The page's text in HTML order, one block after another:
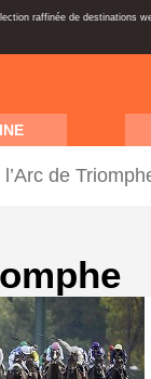
raffinée de destinations
de